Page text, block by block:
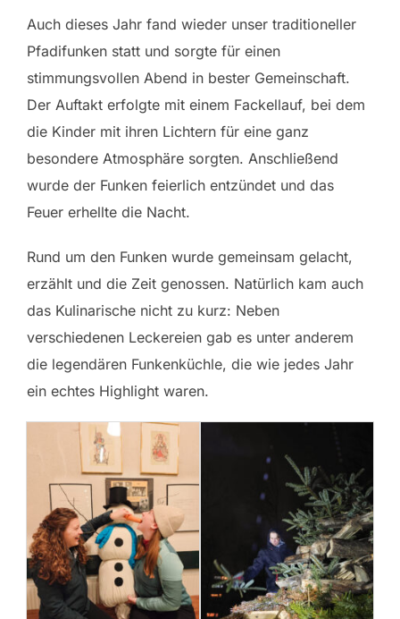
Auch dieses Jahr fand wieder unser traditioneller
Pfadifunken statt und sorgte für einen
stimmungsvollen Abend in bester Gemeinschaft.
Der Auftakt erfolgte mit einem Fackellauf, bei dem
die Kinder mit ihren Lichtern für eine ganz
besondere Atmosphäre sorgten. Anschließend
wurde der Funken feierlich entzündet und das
Feuer erhellte die Nacht.
Rund um den Funken wurde gemeinsam gelacht,
erzählt und die Zeit genossen. Natürlich kam auch
das Kulinarische nicht zu kurz: Neben
verschiedenen Leckereien gab es unter anderem
die legendären Funkenküchle, die wie jedes Jahr
ein echtes Highlight waren.